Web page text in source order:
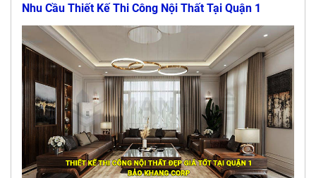
Nhu Cầu Thiết Kế Thi Công Nội Thất Tại Quận 1